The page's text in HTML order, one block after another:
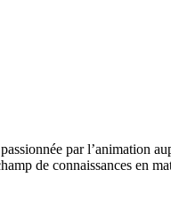
par l’animation
de connaissances en